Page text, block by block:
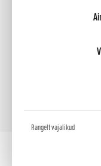
Rangelt vajalikud
NCG Import Baltics OÜ